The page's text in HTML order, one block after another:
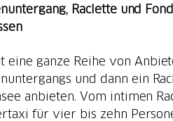
Raclette und
eine ganze Reihe von
und dann ein
anbieten. Vom intimen
für vier bis zehn